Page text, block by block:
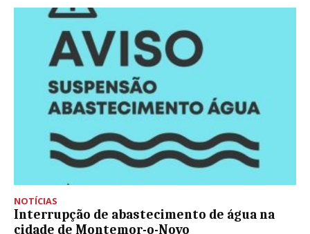
NOTÍCIAS
Interrupção de abastecimento de água na
cidade de Montemor-o-Novo